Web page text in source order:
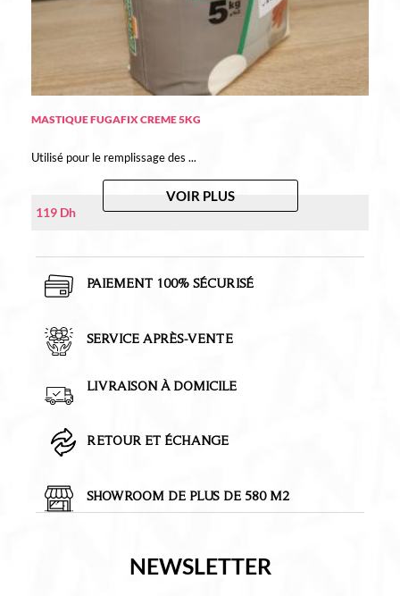
MASTIQUE FUGAFIX CREME 5KG
Utilisé pour le remplissage des ...
119 Dh
VOIR PLUS
PAIEMENT 100% SÉCURISÉ
SERVICE APRÈS-VENTE
LIVRAISON À DOMICILE
RETOUR ET ÉCHANGE
SHOWROOM DE PLUS DE 580 M2
NEWSLETTER